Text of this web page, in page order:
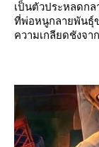
เป็นตัวประหลดก
ที่พ่อหนูกลายพันธุ์ข
ความเกลียดชังจา